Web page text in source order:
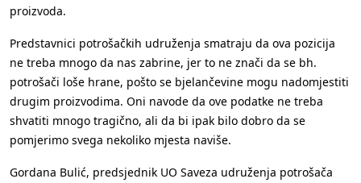
proizvoda.
Predstavnici potrošačkih udruženja smatraju da ova pozicija
ne treba mnogo da nas zabrine, jer to ne znači da se bh.
potrošači loše hrane, pošto se bjelančevine mogu nadomjestiti
drugim proizvodima. Oni navode da ove podatke ne treba
shvatiti mnogo tragično, ali da bi ipak bilo dobro da se
pomjerimo svega nekoliko mjesta naviše.
Gordana Bulić, predsjednik UO Saveza udruženja potrošača